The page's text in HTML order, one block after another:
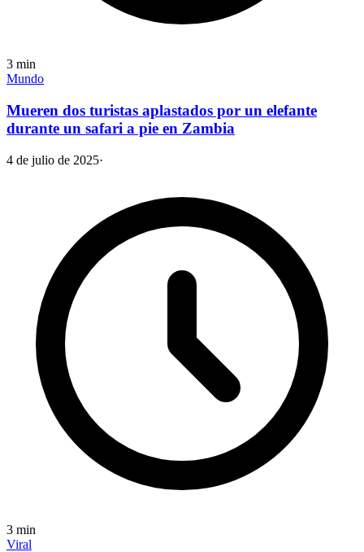
3 min
Mundo
Mueren dos turistas aplastados por un elefante
durante un safari a pie en Zambia
4 de julio de 2025·
3 min
Viral